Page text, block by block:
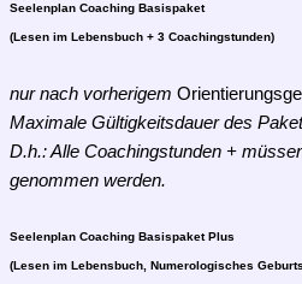
Seelenplan Coaching Basispaket
(Lesen im Lebensbuch + 3 Coachingstunden)
nur nach vorherigem
Maximale Gültigkeitsdauer des
D.h.: Alle Coachingstunden +
genommen werden.
Seelenplan Coaching Basispaket Plus
(Lesen im Lebensbuch, Numerologisches